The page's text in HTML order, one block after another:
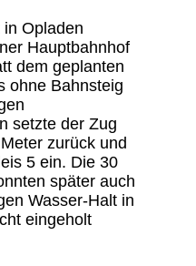
Opladen
Hauptbahnhof
dem geplanten
ohne Bahnsteig
setzte der Zug
zurück und
5 ein. Die 30
später auch
Wasser-Halt in
eingeholt